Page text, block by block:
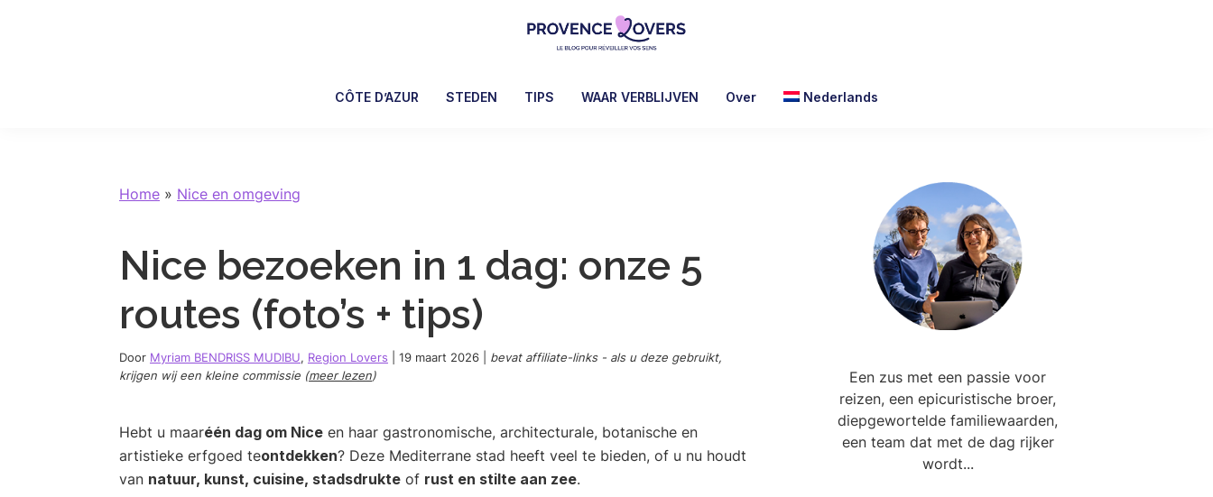
Lovers
zintuigen
blog
van
Manu
CÔTE D’AZUR STEDEN TIPS WAAR VERBLIJVEN Over Nederlands
Home » Nice en omgeving
Nice bezoeken in 1 dag: onze 5
routes (foto’s + tips)
Door Myriam BENDRISS MUDIBU, Region Lovers 19 maart 2026
bevat affiliate-links - als u deze gebruikt,
krijgen wij een kleine commissie (meer lezen)
Hebt u maaréén dag om Nice en haar gastronomische, architecturale, botanische en
artistieke erfgoed teontdekken? Deze Mediterrane stad heeft veel te bieden, of u nu houdt
van natuur, kunst, cuisine, stadsdrukte of rust en stilte aan zee.
Primary
Sidebar
Een zus met een passie voor
reizen, een epicuristische broer,
diepgewortelde familiewaarden,
een team dat met de dag rijker
wordt...